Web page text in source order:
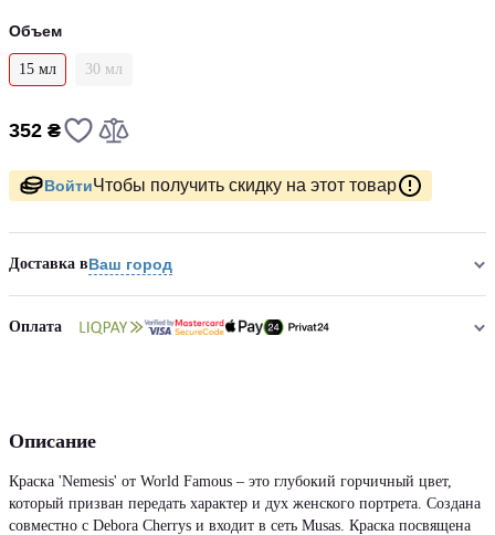
Объем
15 мл 30 мл
352 ₴
ВойтиЧтобы получить скидку на этот товар
Доставка вВаш город
Оплата
Описание
Краска 'Nemesis' от World Famous – это глубокий горчичный цвет,
который призван передать характер и дух женского портрета. Создана
совместно с Debora Cherrys и входит в сеть Musas. Краска посвящена